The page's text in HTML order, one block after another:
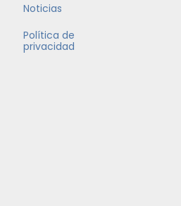
Noticias
Política de
privacidad